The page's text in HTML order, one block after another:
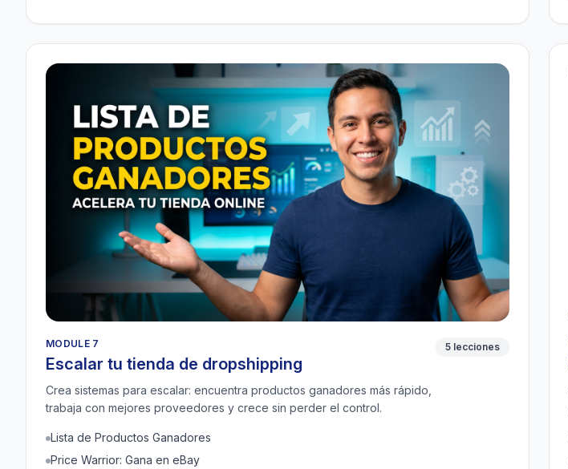
MODULE 7
Escalar tu tienda de dropshipping
Crea sistemas para escalar: encuentra productos ganadores más rápido,
trabaja con mejores proveedores y crece sin perder el control.
5 lecciones
Lista de Productos Ganadores
Price Warrior: Gana en eBay